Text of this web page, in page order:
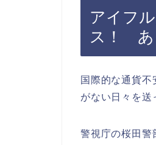
アイフ
ス！ あ
国際的な通貨
がない日々を送
警視庁の桜田警